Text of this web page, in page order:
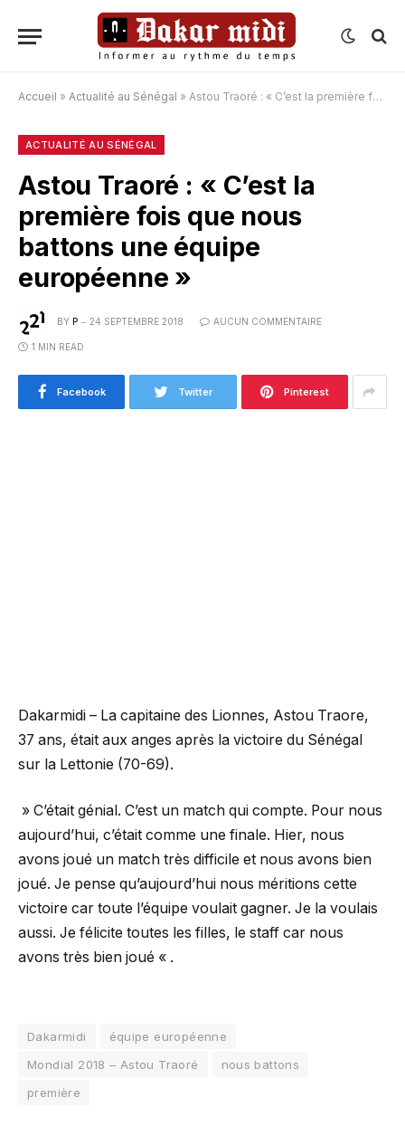
Accueil » Actualité au Sénégal » Astou Traoré : « C’est la première fois que nous battons une équipe européenne »
ACTUALITÉ AU SÉNÉGAL
Astou Traoré : « C’est la
première fois que nous
battons une équipe
européenne »
BY P 24 SEPTEMBRE 2018 AUCUN COMMENTAIRE
1 MIN READ
Facebook Twitter Pinterest
Dakarmidi – La capitaine des Lionnes, Astou Traore,
37 ans, était aux anges après la victoire du Sénégal
sur la Lettonie (70-69).
» C’était génial. C’est un match qui compte. Pour nous
aujourd’hui, c’était comme une finale. Hier, nous
avons joué un match très difficile et nous avons bien
joué. Je pense qu’aujourd’hui nous méritions cette
victoire car toute l’équipe voulait gagner. Je la voulais
aussi. Je félicite toutes les filles, le staff car nous
avons très bien joué « .
Dakarmidi
équipe européenne
Mondial 2018 – Astou Traoré
nous battons
première